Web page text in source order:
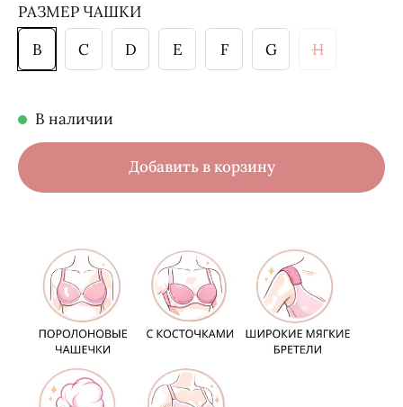
РАЗМЕР ЧАШКИ
B
C D E F G H
В наличии
Добавить в корзину